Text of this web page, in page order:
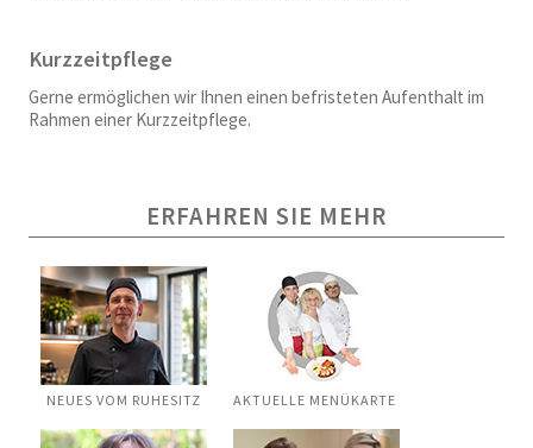
Kurzzeitpflege
Gerne ermöglichen wir Ihnen einen befristeten Aufenthalt im
Rahmen einer Kurzzeitpflege.
ERFAHREN SIE MEHR
NEUES VOM RUHESITZ AKTUELLE MENÜKARTE